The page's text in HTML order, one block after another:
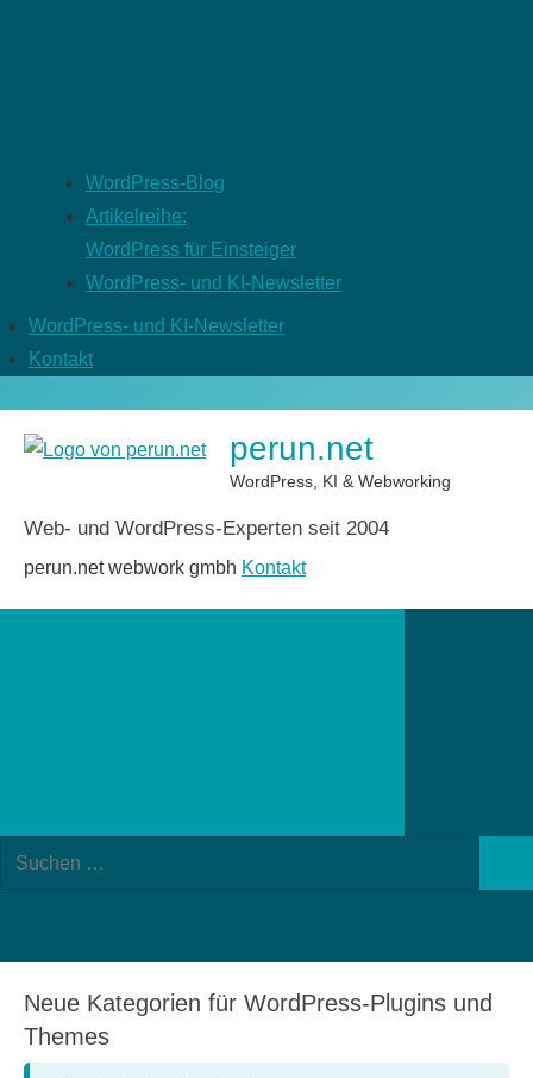
WordPress-Blog
Artikelreihe:
WordPress für Einsteiger
WordPress- und KI-Newsletter
WordPress- und KI-Newsletter
Kontakt
perun.net
WordPress, KI & Webworking
Web- und WordPress-Experten seit 2004
perun.net webwork gmbh Kontakt
Suchen
Neue Kategorien für WordPress-Plugins und
Themes